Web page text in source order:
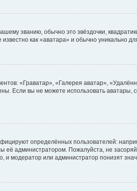
званию, обычно это звёздочки,
как «аватара» и обычно уникально
«Граватар», «Галерея аватар»,
Если вы не можете использовать аватары,
определённых пользователей:
её администратором. Пожалуйста, не
модератор или администратор понизят